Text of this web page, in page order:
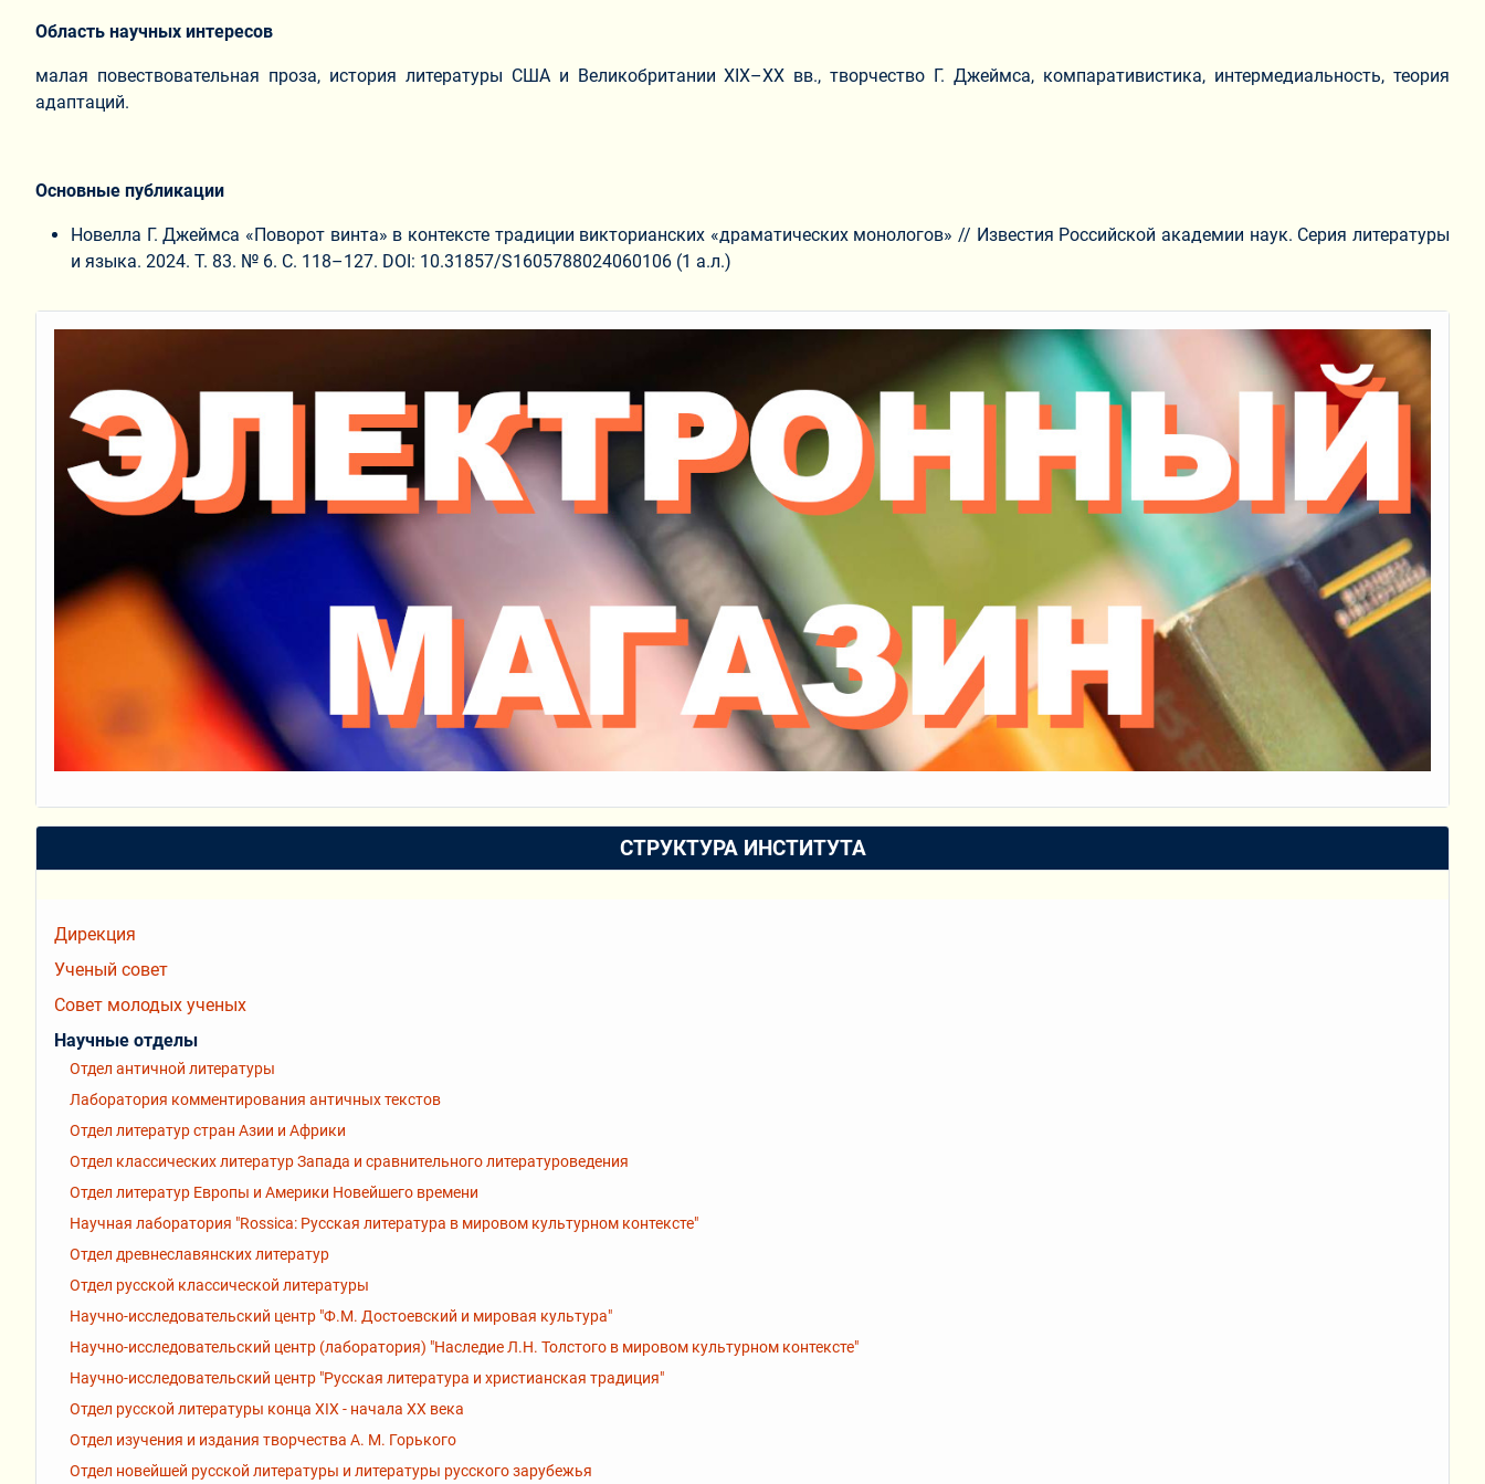
Область научных интересов
малая повествовательная проза, история литературы США и Великобритании XIX–XX вв., творчество Г. Джеймса, компаративистика, интермедиальность, теория
адаптаций.
Основные публикации
Новелла Г. Джеймса «Поворот винта» в контексте традиции викторианских «драматических монологов» // Известия Российской академии наук. Серия литературы
и языка. 2024. Т. 83. № 6. С. 118–127. DOI: 10.31857/S1605788024060106 (1 а.л.)
СТРУКТУРА ИНСТИТУТА
Дирекция
Ученый совет
Совет молодых ученых
Научные отделы
Отдел античной литературы
Лаборатория комментирования античных текстов
Отдел литератур стран Азии и Африки
Отдел классических литератур Запада и сравнительного литературоведения
Отдел литератур Европы и Америки Новейшего времени
Научная лаборатория "Rossiсa: Русская литература в мировом культурном контексте"
Отдел древнеславянских литератур
Отдел русской классической литературы
Научно-исследовательский центр "Ф.М. Достоевский и мировая культура"
Научно-исследовательский центр (лаборатория) "Наследие Л.Н. Толстого в мировом культурном контексте"
Научно-исследовательский центр "Русская литература и христианская традиция"
Отдел русской литературы конца XIX - начала XX века
Отдел изучения и издания творчества А. М. Горького
Отдел новейшей русской литературы и литературы русского зарубежья